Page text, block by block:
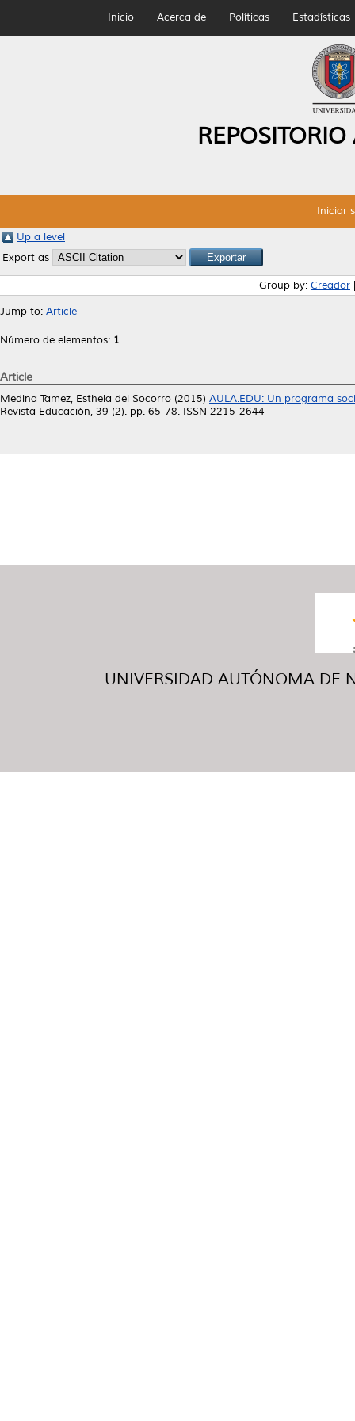
Inicio Acerca de Políticas Estadísticas
Iniciar
Up a level
Export as
Group by: Creador
Jump to: Article
Número de elementos: 1.
Article
Medina Tamez, Esthela del Socorro (2015) AULA.EDU: Un programa
Revista Educación, 39 (2). pp. 65-78. ISSN 2215-2644
UNIVERSIDAD AUTÓNOMA DE